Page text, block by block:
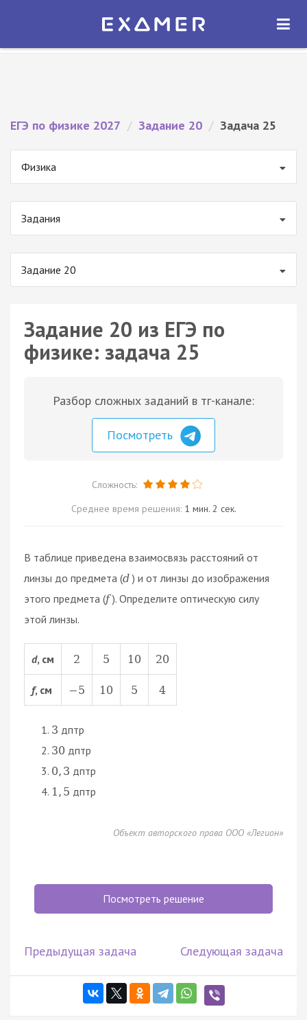
Экзамер — ЕГЭ 2027
ОТКРЫТЬ
ЕГЭ по физике 2027 / Задание 20 / Задача 25
Физика
Задания
Задание 20
Задание 20 из ЕГЭ по
физике: задача 25
Разбор сложных заданий в тг-канале:
Посмотреть
Сложность:
Среднее время решения: 1 мин. 2 сек.
В таблице приведена взаимосвязь расстояний от
линзы до предмета (d) и от линзы до изображения
этого предмета (f). Определите оптическую силу
этой линзы.
d, см 2 5 10 20
f, см −5 10 5 4
3 дптр
30 дптр
0, 3 дптр
1 , 5 дптр
Объект авторского права ООО «Легион»
Посмотреть решение
Предыдущая задача Следующая задача